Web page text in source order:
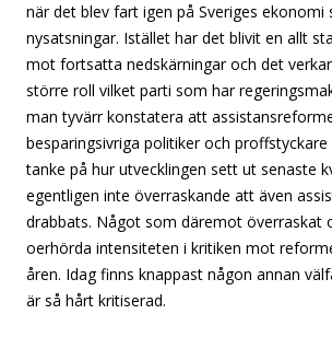
när det blev fart igen på Sveriges ekonomi
nysatsningar. Istället har det blivit en allt
mot fortsatta nedskärningar och det
större roll vilket parti som har
man tyvärr konstatera att
besparingsivriga politiker och
tanke på hur utvecklingen sett ut senaste
egentligen inte överraskande att även
drabbats. Något som däremot överraskat
oerhörda intensiteten i kritiken mot
åren. Idag finns knappast någon annan
är så hårt kritiserad.